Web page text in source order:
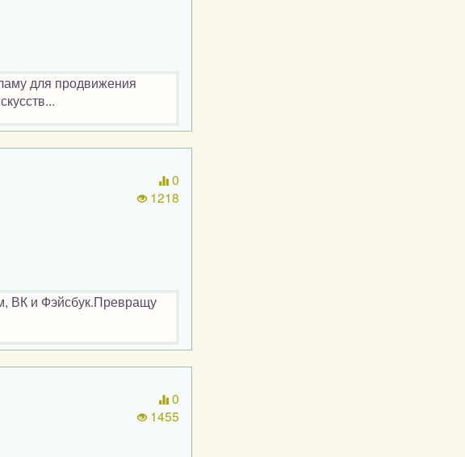
для продвижения
0
1218
ВК и Фэйсбук.Превращу
0
1455